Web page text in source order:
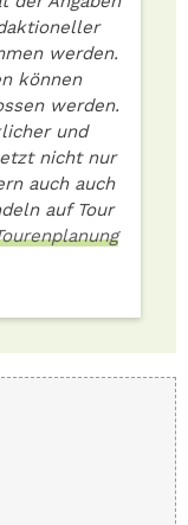
werden.
können
werden.
und
nicht nur
auch auch
auf Tour